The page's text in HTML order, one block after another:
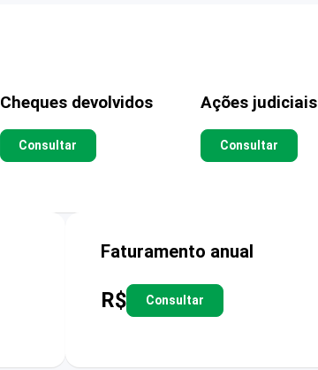
Cheques devolvidos
Consultar
Ações judiciais
Consultar
Faturamento anual
R$ Consultar